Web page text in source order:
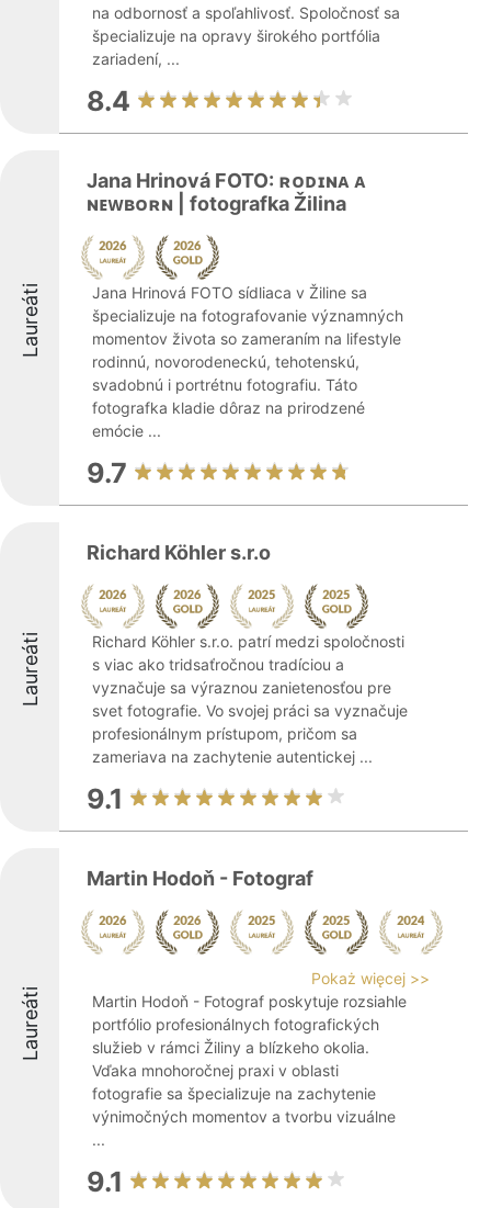
na odbornosť a spoľahlivosť. Spoločnosť sa
špecializuje na opravy širokého portfólia
zariadení, ...
8.4
Laureáti
Jana Hrinová FOTO: ʀᴏᴅɪɴᴀ ᴀ
ɴᴇᴡʙᴏʀɴ | fotografka Žilina
Jana Hrinová FOTO sídliaca v Žiline sa
špecializuje na fotografovanie významných
momentov života so zameraním na lifestyle
rodinnú, novorodeneckú, tehotenskú,
svadobnú i portrétnu fotografiu. Táto
fotografka kladie dôraz na prirodzené
emócie ...
9.7
Laureáti
Richard Köhler s.r.o
Richard Köhler s.r.o. patrí medzi spoločnosti
s viac ako tridsaťročnou tradíciou a
vyznačuje sa výraznou zanietenosťou pre
svet fotografie. Vo svojej práci sa vyznačuje
profesionálnym prístupom, pričom sa
zameriava na zachytenie autentickej ...
9.1
Laureáti
Martin Hodoň - Fotograf
Pokaż więcej >>
Martin Hodoň - Fotograf poskytuje rozsiahle
portfólio profesionálnych fotografických
služieb v rámci Žiliny a blízkeho okolia.
Vďaka mnohoročnej praxi v oblasti
fotografie sa špecializuje na zachytenie
výnimočných momentov a tvorbu vizuálne
...
9.1